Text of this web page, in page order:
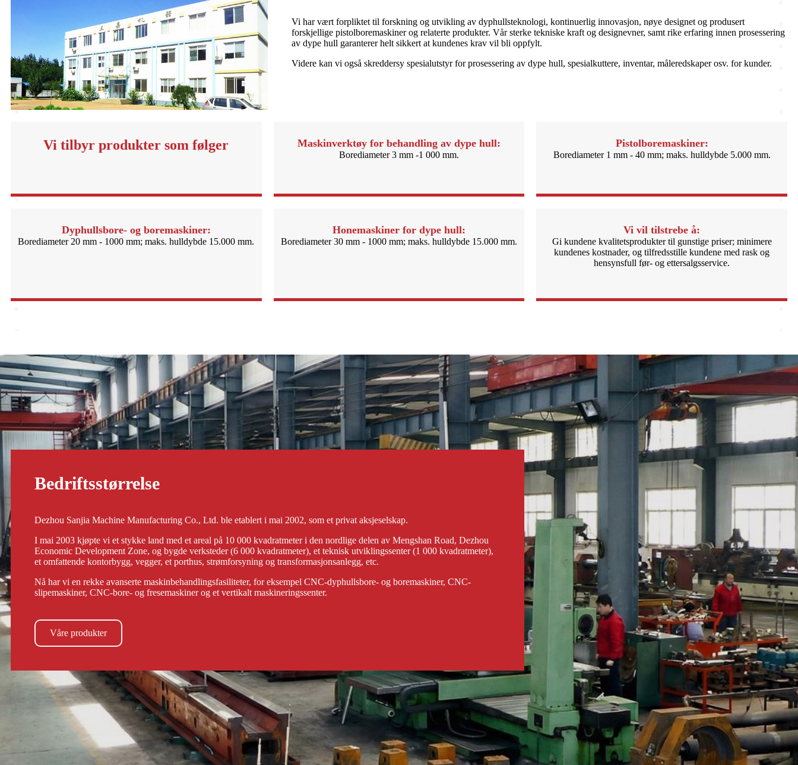
Vi har vært forpliktet til forskning og utvikling av dyphullsteknologi, kontinuerlig innovasjon, nøye designet og produsert
forskjellige pistolboremaskiner og relaterte produkter. Vår sterke tekniske kraft og designevner, samt rike erfaring innen prosessering
av dype hull garanterer helt sikkert at kundenes krav vil bli oppfylt.
Videre kan vi også skreddersy spesialutstyr for prosessering av dype hull, spesialkuttere, inventar, måleredskaper osv. for kunder.
Vi tilbyr produkter som følger Maskinverktøy for behandling av dype hull:
Borediameter 3 mm -1 000 mm.
Pistolboremaskiner:
Borediameter 1 mm - 40 mm; maks. hulldybde 5.000 mm.
Dyphullsbore- og boremaskiner:
Borediameter 20 mm - 1000 mm; maks. hulldybde 15.000 mm.
Honemaskiner for dype hull:
Borediameter 30 mm - 1000 mm; maks. hulldybde 15.000 mm.
Vi vil tilstrebe å:
Gi kundene kvalitetsprodukter til gunstige priser; minimere
kundenes kostnader, og tilfredsstille kundene med rask og
hensynsfull før- og ettersalgsservice.
Bedriftsstørrelse
Dezhou Sanjia Machine Manufacturing Co., Ltd. ble etablert i mai 2002, som et privat aksjeselskap.
I mai 2003 kjøpte vi et stykke land med et areal på 10 000 kvadratmeter i den nordlige delen av Mengshan Road, Dezhou
Economic Development Zone, og bygde verksteder (6 000 kvadratmeter), et teknisk utviklingssenter (1 000 kvadratmeter),
et omfattende kontorbygg, vegger, et porthus, strømforsyning og transformasjonsanlegg, etc.
Nå har vi en rekke avanserte maskinbehandlingsfasiliteter, for eksempel CNC-dyphullsbore- og boremaskiner, CNC-
slipemaskiner, CNC-bore- og fresemaskiner og et vertikalt maskineringssenter.
Våre produkter